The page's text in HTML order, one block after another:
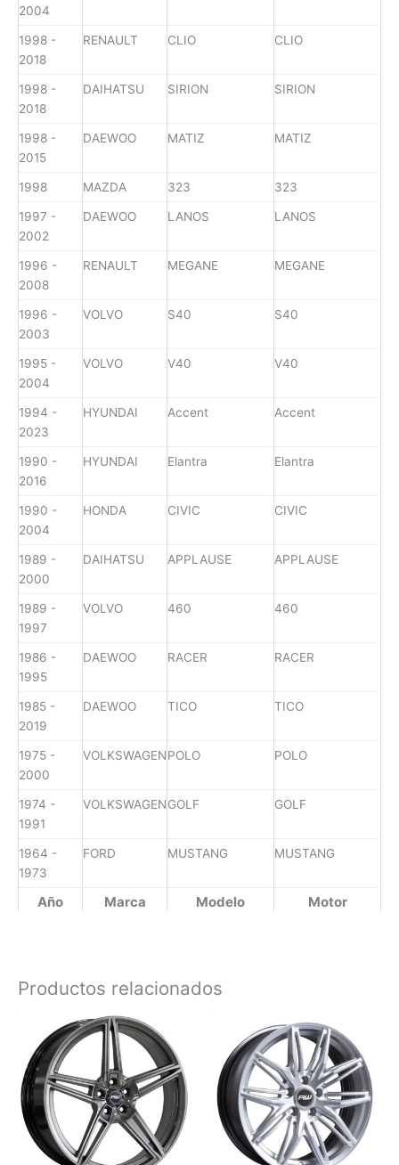
Año Marca Modelo Motor
2004
1998 -
2018
RENAULT CLIO CLIO
1998 -
2018
DAIHATSU SIRION SIRION
1998 -
2015
DAEWOO MATIZ MATIZ
1998 MAZDA 323 323
1997 -
2002
DAEWOO LANOS LANOS
1996 -
2008
RENAULT MEGANE MEGANE
1996 -
2003
VOLVO S40 S40
1995 -
2004
VOLVO V40 V40
1994 -
2023
HYUNDAI Accent Accent
1990 -
2016
HYUNDAI Elantra Elantra
1990 -
2004
HONDA CIVIC CIVIC
1989 -
2000
DAIHATSU APPLAUSE APPLAUSE
1989 -
1997
VOLVO 460 460
1986 -
1995
DAEWOO RACER RACER
1985 -
2019
DAEWOO TICO TICO
1975 -
2000
VOLKSWAGENPOLO POLO
1974 -
1991
VOLKSWAGENGOLF GOLF
1964 -
1973
FORD MUSTANG MUSTANG
Productos relacionados